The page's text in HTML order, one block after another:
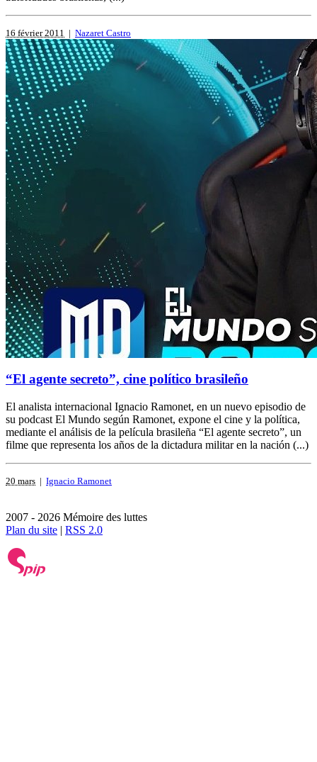
16 février 2011 | Nazaret Castro
“El agente secreto”, cine político brasileño
El analista internacional Ignacio Ramonet, en un nuevo episodio de
su podcast El Mundo según Ramonet, expone el cine y la política,
mediante el análisis de la película brasileña “El agente secreto”, un
filme que representa los años de la dictadura militar en la nación (...)
20 mars | Ignacio Ramonet
2007 - 2026 Mémoire des luttes
Plan du site | RSS 2.0